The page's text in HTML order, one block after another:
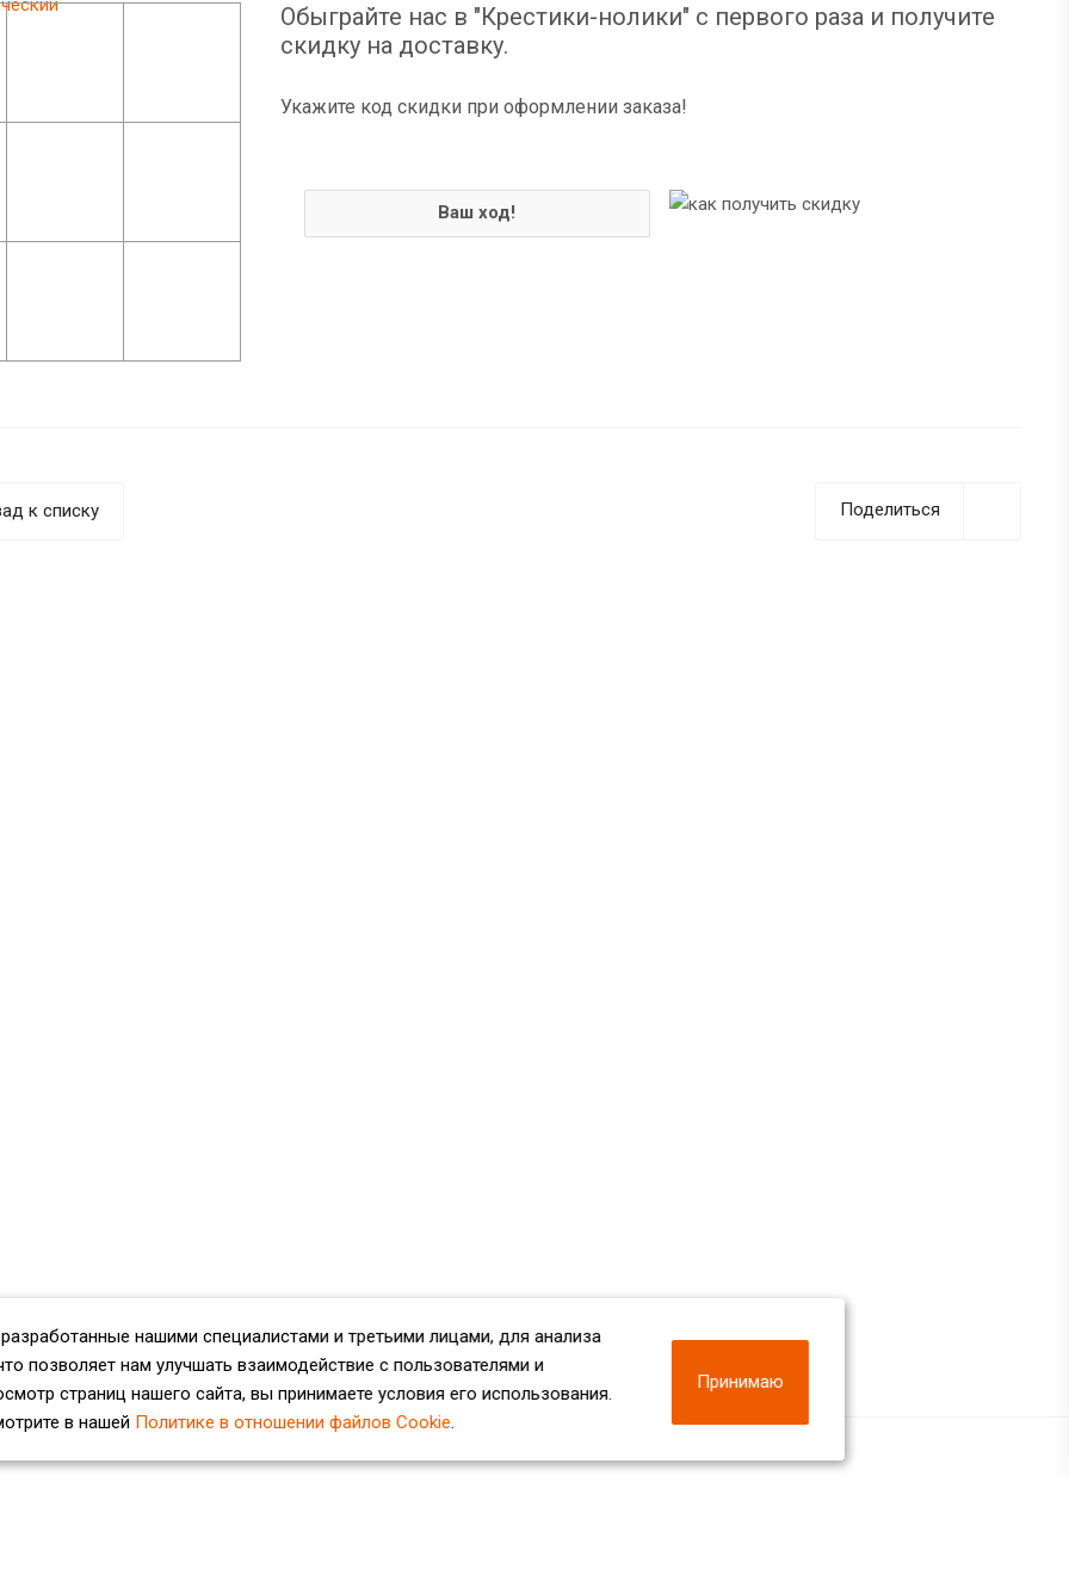
Обыграйте нас в "Крестики-нолики" с первого раза и получите
скидку на доставку.
Укажите код скидки при оформлении заказа!
Ваш ход!
Поделиться
к списку
нашими специалистами и третьими лицами, для анализа
позволяет нам улучшать взаимодействие с пользователями и
страниц нашего сайта, вы принимаете условия его использования.
в нашей Политике в отношении файлов Cookie.
Принимаю